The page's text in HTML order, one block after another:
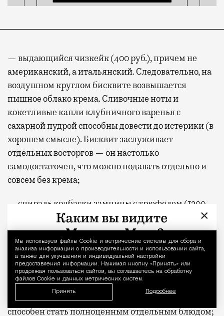
Уведомление
Мы используем файлы Сookie и метрические системы для сбора и
анализа информации о производительности и использовании сайта,
а также для улучшения и индивидуальной настройки
предоставления информации. Нажимая кнопку «Принять» или
продолжая пользоваться сайтом, вы соглашаетесь на обработку
файлов Cookie и данных метрических систем.
Принять Подробнее
— выдающийся чизкейк (400 руб.), причем не
американский, а итальянский. Следовательно, на
воздушном круглом бисквите возвышается
пышное облако крема. Сливочные ноты и
кокетливые капли клубничного варенья с
сахарной пудрой способны довести до истерики (в
хорошем смысле). Бисквит заслуживает
отдельных восторгов — он настолько
самодостаточен, что можно подавать отдельно и
совсем без крема;
— спираль колбаски зампины с трюфелем (1200
руб.) подается в компании поленты, и все
украшено руколой. Всегда радуюсь, когда удается
увидеть и съесть настоящую поленту в форме
пухлых и слегка обжаренных кубиков.
Изумрудные молодые побеги руколы
приправлены маслом и листочками мангольда.
Можно было колбаску не подкладывать — гарнир
способен стать полноценным отдельным блюдом;
×